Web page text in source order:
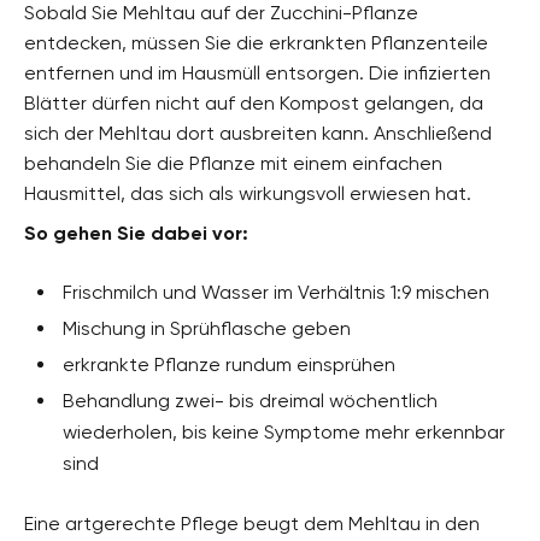
Sobald Sie Mehltau auf der Zucchini-Pflanze
entdecken, müssen Sie die erkrankten Pflanzenteile
entfernen und im Hausmüll entsorgen. Die infizierten
Blätter dürfen nicht auf den Kompost gelangen, da
sich der Mehltau dort ausbreiten kann. Anschließend
behandeln Sie die Pflanze mit einem einfachen
Hausmittel, das sich als wirkungsvoll erwiesen hat.
So gehen Sie dabei vor:
Frischmilch und Wasser im Verhältnis 1:9 mischen
Mischung in Sprühflasche geben
erkrankte Pflanze rundum einsprühen
Behandlung zwei- bis dreimal wöchentlich
wiederholen, bis keine Symptome mehr erkennbar
sind
Eine artgerechte Pflege beugt dem Mehltau in den